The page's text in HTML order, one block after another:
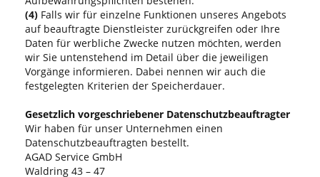
(4) Falls wir für einzelne Funktionen unseres Angebots
auf beauftragte Dienstleister zurückgreifen oder Ihre
Daten für werbliche Zwecke nutzen möchten, werden
wir Sie untenstehend im Detail über die jeweiligen
Vorgänge informieren. Dabei nennen wir auch die
festgelegten Kriterien der Speicherdauer.
Gesetzlich vorgeschriebener Datenschutzbeauftragter
Wir haben für unser Unternehmen einen
Datenschutzbeauftragten bestellt.
AGAD Service GmbH
Waldring 43 – 47